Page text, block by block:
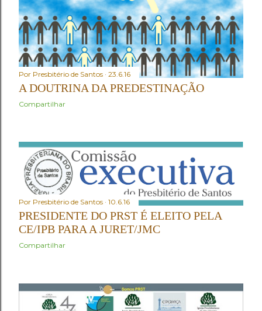
Livro de Atas do Conselho e o Relatório e Estatística da
igreja representada (CI/IPB, art. 68) . Os Pastores
tomaram assento mediante a verificação de presença,
devendo apresentar à Mesa a Carteira de Ministro e o
Relatório Ministerial Anual ...
Por Presbitério de Santos 23.6.16
A DOUTRINA DA PREDESTINAÇÃO
Compartilhar
Por Presbitério de Santos 10.6.16
PRESIDENTE DO PRST É ELEITO PELA
CE/IPB PARA A JURET/JMC
Compartilhar